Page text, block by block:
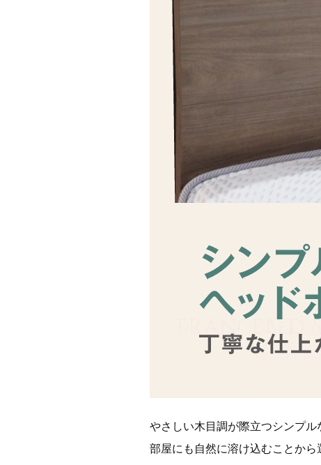
やさしい木目調が際立つシンプ
部屋にも自然に溶け込むことから